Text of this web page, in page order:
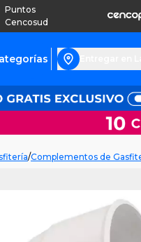
Puntos
Cencosud
/Complementos de